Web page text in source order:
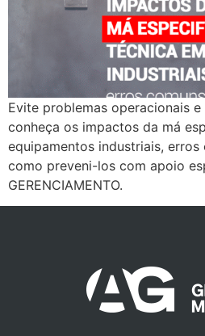
Evite problemas operacionais
conheça os impactos da má
equipamentos industriais, erros
como preveni-los com apoio
GERENCIAMENTO.